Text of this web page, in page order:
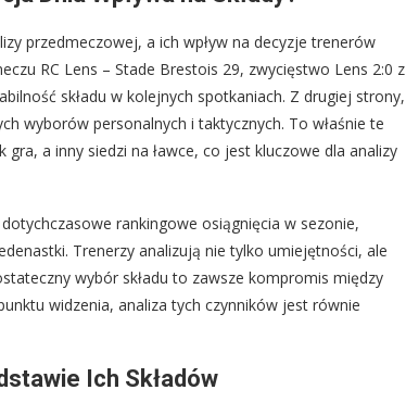
przedmeczowej, a ich wpływ na decyzje trenerów
RC Lens – Stade Brestois 29, zwycięstwo Lens 2:0 z
składu w kolejnych spotkaniach. Z drugiej strony,
wyborów personalnych i taktycznych. To właśnie te
a inny siedzi na ławce, co jest kluczowe dla analizy
rankingowe osiągnięcia w sezonie,
Trenerzy analizują nie tylko umiejętności, ale
wybór składu to zawsze kompromis między
widzenia, analiza tych czynników jest równie
Ich Składów